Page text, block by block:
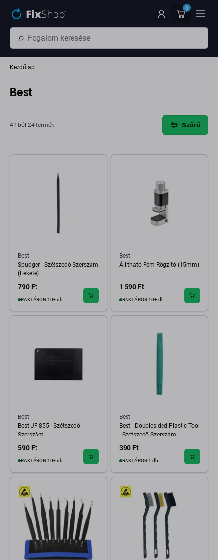
0
Kezdőlap
Best
41-ból 24 termék Szűrő
Best
Spudger - Szétszedő Szerszám
(Fekete)
790 Ft
RAKTÁRON 10+ db
Best
Állítható Fém Rögzítő (15mm)
1 590 Ft
RAKTÁRON 10+ db
Best
Best JF-855 - Szétszedő
Szerszám
590 Ft
RAKTÁRON 10+ db
Best
Best - Doublesided Plastic Tool
- Szétszedő Szerszám
390 Ft
RAKTÁRON 1 db